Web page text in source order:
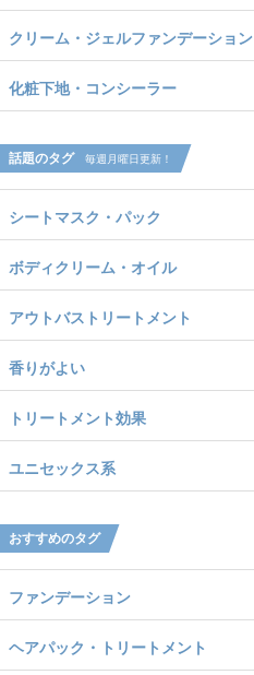
クリーム・ジェルファンデーション
化粧下地・コンシーラー
話題のタグ 毎週月曜日更新！
シートマスク・パック
ボディクリーム・オイル
アウトバストリートメント
香りがよい
トリートメント効果
ユニセックス系
おすすめのタグ
ファンデーション
ヘアパック・トリートメント